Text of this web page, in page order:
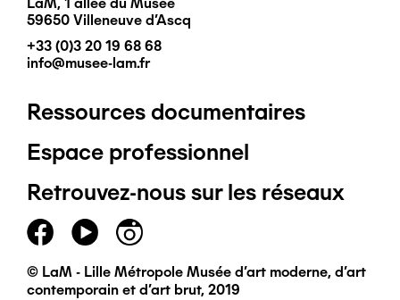
LaM, 1 allée du Musée
59650 Villeneuve d'Ascq
+33 (0)3 20 19 68 68
info@musee-lam.fr
Pied
de
page
principal
Ressources documentaires
Espace professionnel
Retrouvez-nous sur les réseaux
© LaM - Lille Métropole Musée d'art moderne, d'art
contemporain et d'art brut, 2019